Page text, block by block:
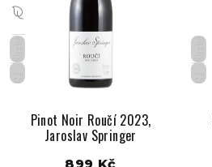
CZ
Suché
Pinot Noir Roučí 2023,
Jaroslav Springer
CZ
Suché